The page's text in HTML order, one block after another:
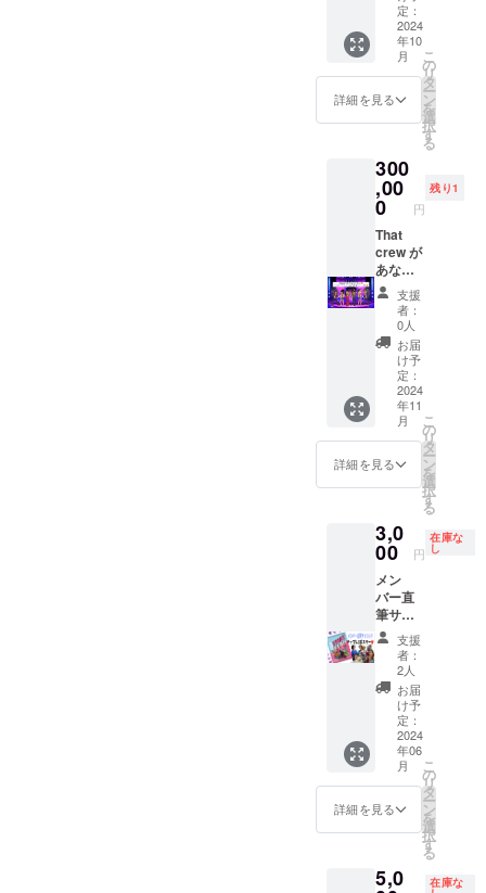
crew公
Instagr
am,Xで
の写真
付き投
稿、
TikTok
画投稿
にて）
商品は
ご提供
頂く形
になり
ます事
をご了
承くだ
さい。
支援者
様との
連絡方
法:詳細
はメー
ルで連
絡しま
す。
きま
す！
（交通
費・宿
泊費が
必要な
場合は
別途負
フォー
マンス
可能な
場所 ・
音楽を
流す機
械 の準
備必須
日程候
補日 ・
10/20
定：
2024
年10
月
詳細を見る
こ
の
リ
タ
ー
ン
を
選
択
す
る
300
,00
0 円
残り1
That
crew が
あなた
の為に
パ
フォー
マンス
しに行
きま
す！
（交通
費・宿
泊費が
必要な
場合は
別途負
フォー
マンス
可能な
場所 ・
音楽を
流す機
械 の準
備必須
日程候
補日 ・
11/10
支援
者：
0人
お届
け予
定：
2024
年11
月
詳細を見る
こ
の
リ
タ
ー
ン
を
選
択
す
る
3,0
00 円
在庫な
し
メン
バー直
筆サイ
ン入り
ザップ
レ2ポス
ター 限
定2枚
6/16
ザップ
レ2の公
演日当
日に受
け渡し
させて
いただ
☻ 公演
支援
者：
2人
お届
け予
定：
2024
年06
月
詳細を見る
こ
の
リ
タ
ー
ン
を
選
択
す
る
5,0 在庫な